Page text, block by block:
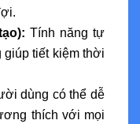
Tính năng tự
tiết kiệm thời
dùng có thể dễ
thích với mọi